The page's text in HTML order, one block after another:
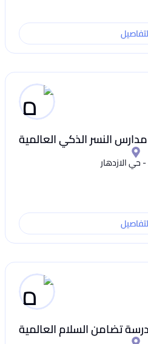
مدارس النسر الذكي العالمية
حي الازدهار
تضامن السلام العالمية